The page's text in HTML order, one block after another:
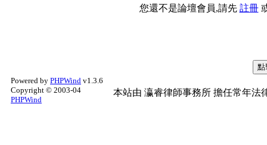
您還不是論壇會員,請先 註冊
Powered by PHPWind v1.3.6
Copyright © 2003-04
PHPWind
本站由 瀛睿律師事務所 擔任常年法